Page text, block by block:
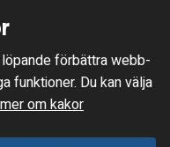
förbättra webb­
funktioner. Du kan välja
om kakor